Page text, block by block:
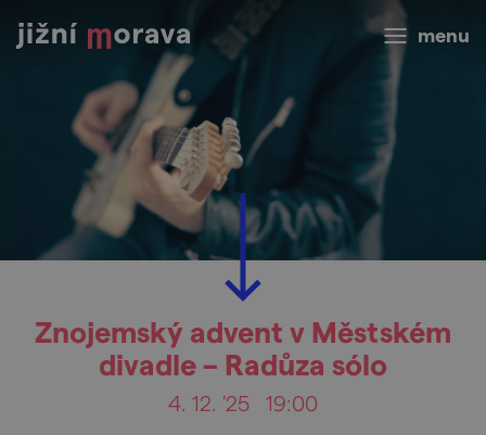
menu
Znojemský advent v Městském
divadle – Radůza sólo
4. 12. '25 19:00